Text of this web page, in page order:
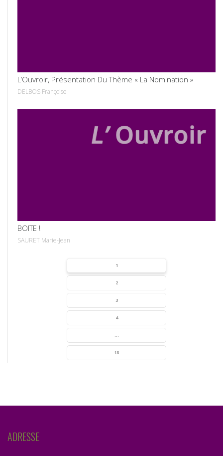
L’Ouvroir, Présentation Du Thème « La Nomination »
DELBOS Françoise
BOITE !
SAURET Marie-Jean
1
2
3
4
...
18
ADRESSE